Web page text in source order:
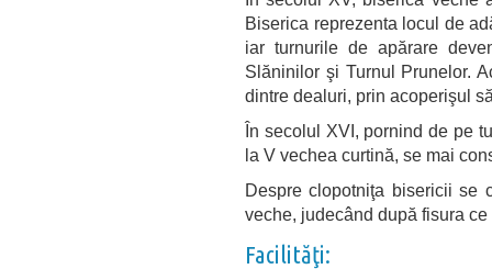
Biserica reprezenta locul de
iar turnurile de apărare
Slăninilor şi Turnul Prunelor.
dintre dealuri, prin acoperişul
În secolul XVI, pornind de pe
la V vechea curtină, se mai
Despre clopotniţa bisericii se
veche, judecând după fisura
Facilităţi: